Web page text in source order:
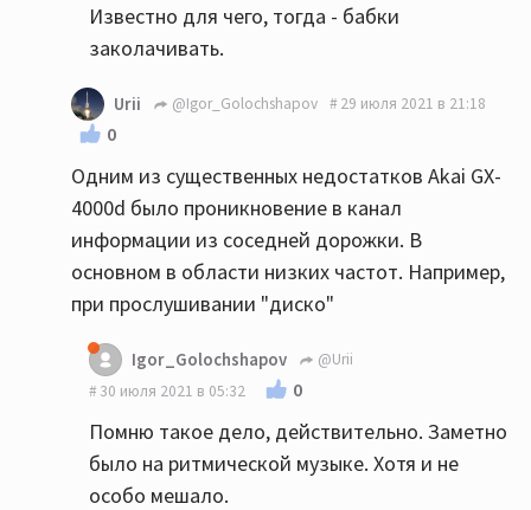
Известно для чего, тогда - бабки
заколачивать.
Urii @Igor_Golochshapov 29 июля 2021 в 21:18
0
Одним из существенных недостатков Akai GX-
4000d было проникновение в канал
информации из соседней дорожки. В
основном в области низких частот. Например,
при прослушивании "диско"
Igor_Golochshapov
@Urii
30 июля 2021 в 05:32
0
Помню такое дело, действительно. Заметно
было на ритмической музыке. Хотя и не
особо мешало.